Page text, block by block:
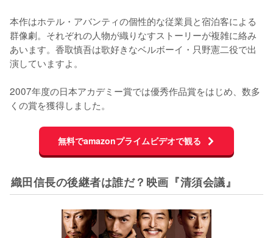
本作はホテル・アバンティの個性的な従業員と宿泊客による
群像劇。それぞれの人物が織りなすストーリーが複雑に絡み
あいます。香取慎吾は歌好きなベルボーイ・只野憲二役で出
演していますよ。
2007年度の日本アカデミー賞では優秀作品賞をはじめ、数多
くの賞を獲得しました。
無料でamazonプライムビデオで観る
織田信長の後継者は誰だ？映画『清須会議』